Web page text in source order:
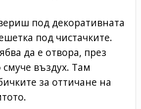
под декоративната
под чистачките.
да е отвора, през
въздух. Там
за оттичане на